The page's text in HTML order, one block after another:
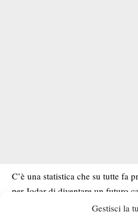
Gestisci la
C’è una statistica che su tutte fa
per Jodar di diventare un futuro
terzo turno del Masters 1000 di